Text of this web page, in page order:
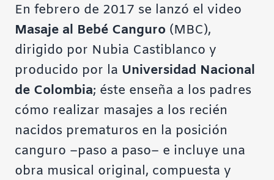
En febrero de 2017 se lanzó el video
Masaje al Bebé Canguro (MBC),
dirigido por Nubia Castiblanco y
producido por la Universidad Nacional
de Colombia; éste enseña a los padres
cómo realizar masajes a los recién
nacidos prematuros en la posición
canguro –paso a paso– e incluye una
obra musical original, compuesta y